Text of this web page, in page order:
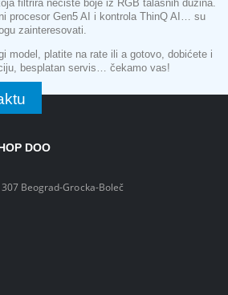
filtrira nečiste boje iz RGB talasnih dužina.
procesor Gen5 AI i kontrola ThinQ AI… su
zainteresovati.
model, platite na rate ili a gotovo, dobićete i
besplatan servis… čekamo vas!
DOO
Beograd-Grocka-Boleč